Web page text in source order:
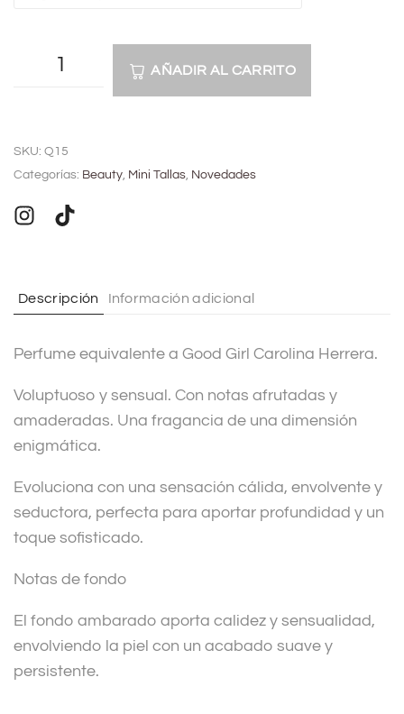
AÑADIR AL CARRITO
t
r
i
e
:
SKU: Q15
Categorías: Beauty, Mini Tallas, Novedades
Descripción Información adicional
Perfume equivalente a Good Girl Carolina Herrera.
Voluptuoso y sensual. Con notas afrutadas y
amaderadas. Una fragancia de una dimensión
enigmática.
Evoluciona con una sensación cálida, envolvente y
seductora, perfecta para aportar profundidad y un
toque sofisticado.
Notas de fondo
El fondo ambarado aporta calidez y sensualidad,
envolviendo la piel con un acabado suave y
persistente.